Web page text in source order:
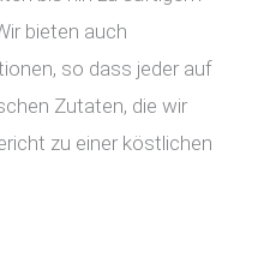
bieten auch
so dass jeder auf
Zutaten, die wir
zu einer köstlichen